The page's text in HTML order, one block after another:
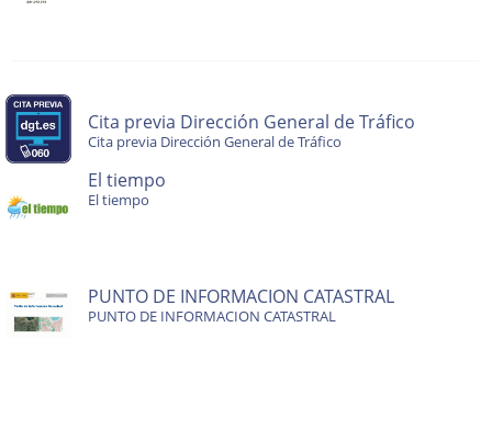
Cita previa Dirección General de Tráfico
Cita previa Dirección General de Tráfico
El tiempo
El tiempo
PUNTO DE INFORMACION CATASTRAL
PUNTO DE INFORMACION CATASTRAL